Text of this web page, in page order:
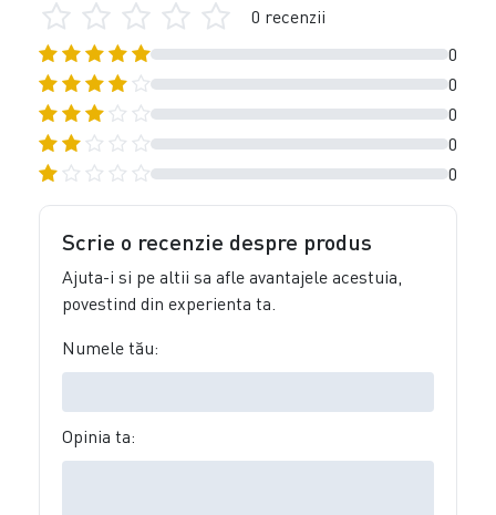
0
0
0
0
0
0 recenzii
Scrie o recenzie despre produs
Ajuta-i si pe altii sa afle avantajele acestuia,
povestind din experienta ta.
Numele tău:
Opinia ta: